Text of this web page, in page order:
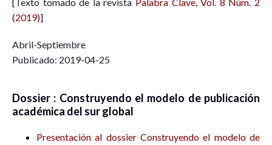
(2019)]
Abril-Septiembre
Publicado: 2019-04-25
Dossier : Construyendo el modelo de publicación
académica del sur global
Presentación al dossier Construyendo el modelo de